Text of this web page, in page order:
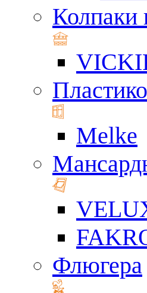
Колпаки
Melke
Флюгера